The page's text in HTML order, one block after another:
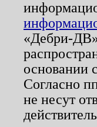
«Дебри-
основании
Согласно
не несут